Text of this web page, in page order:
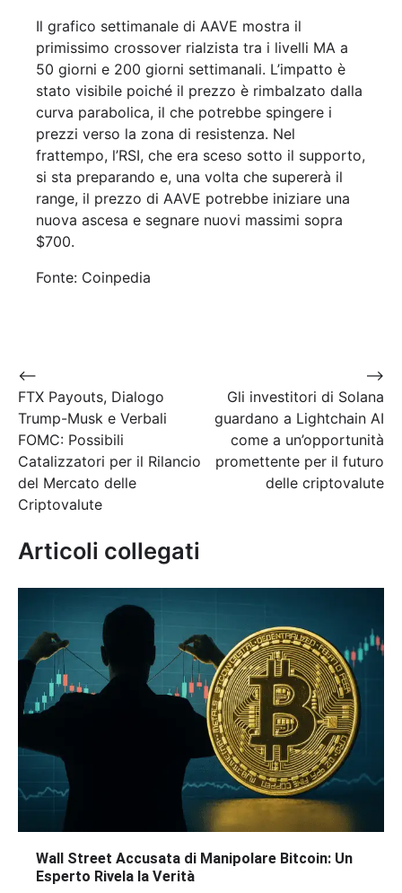
Il grafico settimanale di AAVE mostra il
primissimo crossover rialzista tra i livelli MA a
50 giorni e 200 giorni settimanali. L’impatto è
stato visibile poiché il prezzo è rimbalzato dalla
curva parabolica, il che potrebbe spingere i
prezzi verso la zona di resistenza. Nel
frattempo, l’RSI, che era sceso sotto il supporto,
si sta preparando e, una volta che supererà il
range, il prezzo di AAVE potrebbe iniziare una
nuova ascesa e segnare nuovi massimi sopra
$700.
Fonte: Coinpedia
Navigazione
articoli
⟵
FTX Payouts, Dialogo
Trump-Musk e Verbali
FOMC: Possibili
Catalizzatori per il Rilancio
del Mercato delle
Criptovalute
Gli investitori di Solana
guardano a Lightchain AI
come a un’opportunità
promettente per il futuro
delle criptovalute
⟶
Articoli collegati
Wall Street Accusata di Manipolare Bitcoin: Un
Esperto Rivela la Verità